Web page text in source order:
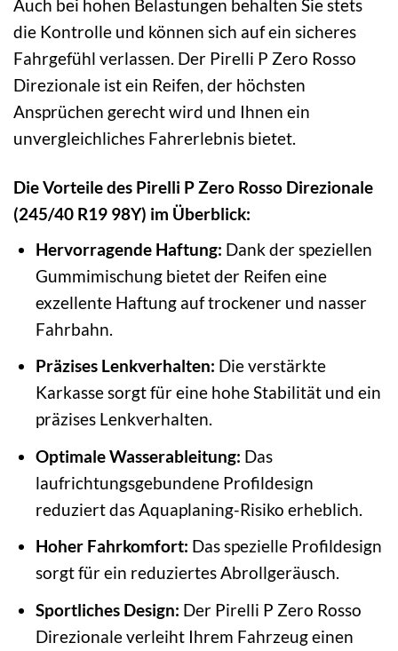
Auch bei hohen Belastungen behalten Sie stets
die Kontrolle und können sich auf ein sicheres
Fahrgefühl verlassen. Der Pirelli P Zero Rosso
Direzionale ist ein Reifen, der höchsten
Ansprüchen gerecht wird und Ihnen ein
unvergleichliches Fahrerlebnis bietet.
Die Vorteile des Pirelli P Zero Rosso Direzionale
(245/40 R19 98Y) im Überblick:
Hervorragende Haftung: Dank der speziellen
Gummimischung bietet der Reifen eine
exzellente Haftung auf trockener und nasser
Fahrbahn.
Präzises Lenkverhalten: Die verstärkte
Karkasse sorgt für eine hohe Stabilität und ein
präzises Lenkverhalten.
Optimale Wasserableitung: Das
laufrichtungsgebundene Profildesign
reduziert das Aquaplaning-Risiko erheblich.
Hoher Fahrkomfort: Das spezielle Profildesign
sorgt für ein reduziertes Abrollgeräusch.
Sportliches Design: Der Pirelli P Zero Rosso
Direzionale verleiht Ihrem Fahrzeug einen